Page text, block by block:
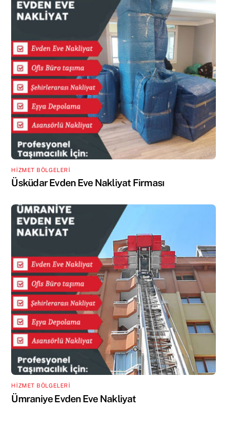
HİZMET BÖLGELERİ
Üsküdar Evden Eve Nakliyat Firması
HİZMET BÖLGELERİ
Ümraniye Evden Eve Nakliyat